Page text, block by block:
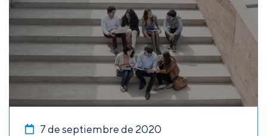
7 de septiembre de 2020